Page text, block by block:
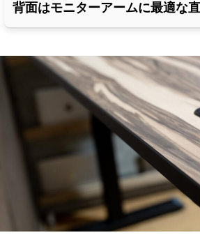
背面はモニターアームに最適な